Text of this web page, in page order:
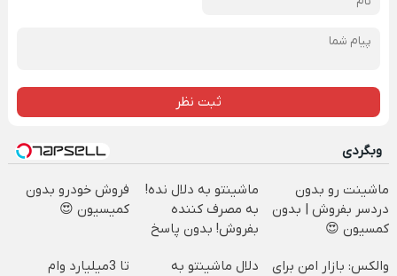
ثبت نظر
وبگردی
ماشینت رو بدون
دردسر بفروش | بدون
کمسیون 😍
ماشینتو به دلال نده!
به مصرف کننده
بفروش! بدون پاسخ
فروش خودرو بدون
کمیسیون 😍
والکس: بازار امن برای
دلال ماشینتو به
تا 3میلیارد وام